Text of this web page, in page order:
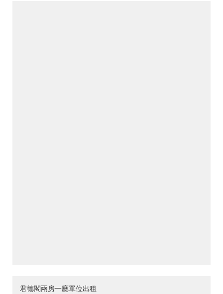
君德閣兩房一廳單位出租